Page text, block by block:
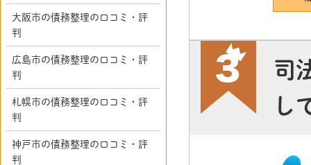
司
し
大阪市の債務整理の口コミ・評
判
広島市の債務整理の口コミ・評
判
札幌市の債務整理の口コミ・評
判
神戸市の債務整理の口コミ・評
判